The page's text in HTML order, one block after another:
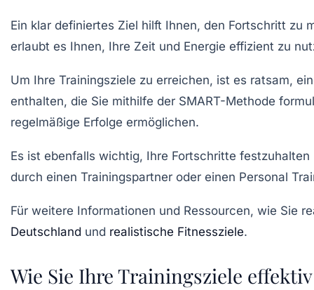
Ein klar definiertes Ziel hilft Ihnen, den Fortschritt zu
erlaubt es Ihnen, Ihre Zeit und Energie effizient zu
Um Ihre Trainingsziele zu erreichen, ist es ratsam,
enthalten, die Sie mithilfe der SMART-Methode
regelmäßige Erfolge ermöglichen.
Es ist ebenfalls wichtig, Ihre Fortschritte
durch einen Trainingspartner oder einen Personal
Für weitere Informationen und Ressourcen, wie Sie
Deutschland und realistische Fitnessziele.
Wie Sie Ihre Trainingsziele